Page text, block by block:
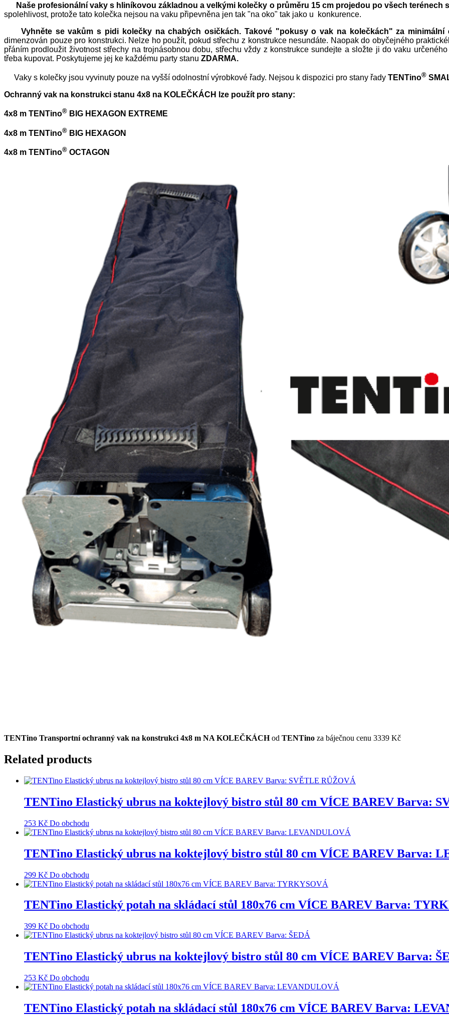
Naše profesionální vaky s hliníkovou základnou a velkými kolečky o průměru 15 cm projedou po všech terénech
spolehlivost, protože tato kolečka nejsou na vaku připevněna jen tak "na oko" tak jako u konkurence.
Vyhněte se vakům s pidi kolečky na chabých osičkách. Takové "pokusy o vak na kolečkách" za minimální
dimenzován pouze pro konstrukci. Nelze ho použít, pokud střechu z konstrukce nesundáte. Naopak do obyčejného
přáním prodloužit životnost střechy na trojnásobnou dobu, střechu vždy z konstrukce sundejte a složte ji do vaku
třeba kupovat. Poskytujeme jej ke každému party stanu ZDARMA.
Vaky s kolečky jsou vyvinuty pouze na vyšší odolnostní výrobkové řady. Nejsou k dispozici pro stany řady TENTino®
Ochranný vak na konstrukci stanu 4x8 na KOLEČKÁCH lze použít pro stany:
4x8 m TENTino® BIG HEXAGON EXTREME
4x8 m TENTino® BIG HEXAGON
4x8 m TENTino® OCTAGON
TENTino Transportní ochranný vak na konstrukci 4x8 m NA KOLEČKÁCHod TENTino za báječnou cenu 3339 Kč
Related products
TENTino Elastický ubrus na koktejlový bistro stůl 80 cm VÍCE BAREV Barva:
253 Kč Do obchodu
TENTino Elastický ubrus na koktejlový bistro stůl 80 cm VÍCE BAREV Barva:
299 Kč Do obchodu
TENTino Elastický potah na skládací stůl 180x76 cm VÍCE BAREV Barva:
399 Kč Do obchodu
TENTino Elastický ubrus na koktejlový bistro stůl 80 cm VÍCE BAREV Barva:
253 Kč Do obchodu
TENTino Elastický potah na skládací stůl 180x76 cm VÍCE BAREV Barva: